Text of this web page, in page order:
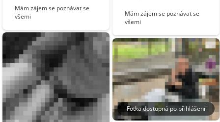
Mám zájem se poznávat se
všemi
Mám zájem se poznávat se
všemi
Fotka dostupná po přihlášení